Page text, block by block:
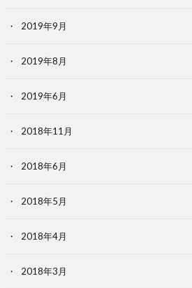
2019年9月
2019年8月
2019年6月
2018年11月
2018年6月
2018年5月
2018年4月
2018年3月